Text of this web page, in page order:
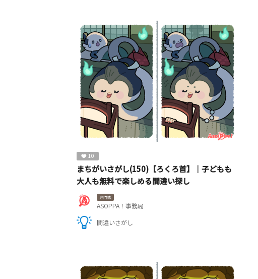
10
まちがいさがし(150)【ろくろ首】｜子どもも
大人も無料で楽しめる間違い探し
専門家
ASOPPA！事務局
間違いさがし